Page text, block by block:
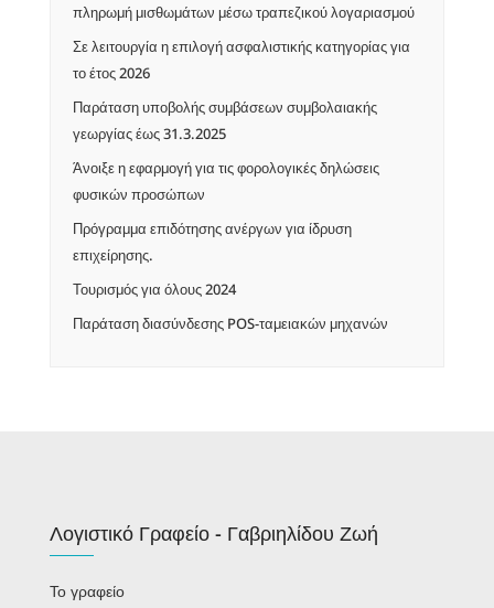
πληρωμή μισθωμάτων μέσω τραπεζικού λογαριασμού
Σε λειτουργία η επιλογή ασφαλιστικής κατηγορίας για
το έτος 2026
Παράταση υποβολής συμβάσεων συμβολαιακής
γεωργίας έως 31.3.2025
Άνοιξε η εφαρμογή για τις φορολογικές δηλώσεις
φυσικών προσώπων
Πρόγραμμα επιδότησης ανέργων για ίδρυση
επιχείρησης.
Τουρισμός για όλους 2024
Παράταση διασύνδεσης POS-ταμειακών μηχανών
Λογιστικό Γραφείο - Γαβριηλίδου Ζωή
Το γραφείο